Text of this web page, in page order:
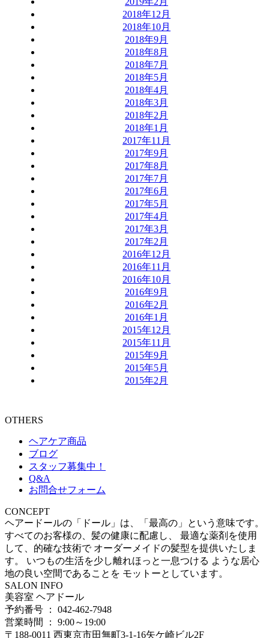
2018年12月
2018年10月
2018年9月
2018年8月
2018年7月
2018年5月
2018年4月
2018年3月
2018年2月
2018年1月
2017年11月
2017年9月
2017年8月
2017年7月
2017年6月
2017年5月
2017年4月
2017年3月
2017年2月
2016年12月
2016年11月
2016年10月
2016年9月
2016年2月
2016年1月
2015年12月
2015年11月
2015年9月
2015年5月
2015年2月
OTHERS
ヘアケア商品
ブログ
スタッフ募集中！
Q&A
お問合せフォーム
CONCEPT
ヘアードールの「ドール」は、「最高の」という意味です。
すべてのお客様の、髪の健康に配慮し、 最適な薬剤を使用
して、的確な技術で オーダーメイドの髪型を提供いたしま
す。 いつもの生活を少し離れほっと一息つける ような居心
地の良い空間であることを モットーとしています。
SALON INFO
美容室 ヘアドール
予約番号 ： 042-462-7948
営業時間 ： 9:00～19:00
〒188-0011 西東京市田無町3-1-16矢ケ崎ビル2F